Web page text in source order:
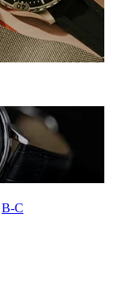
В-С